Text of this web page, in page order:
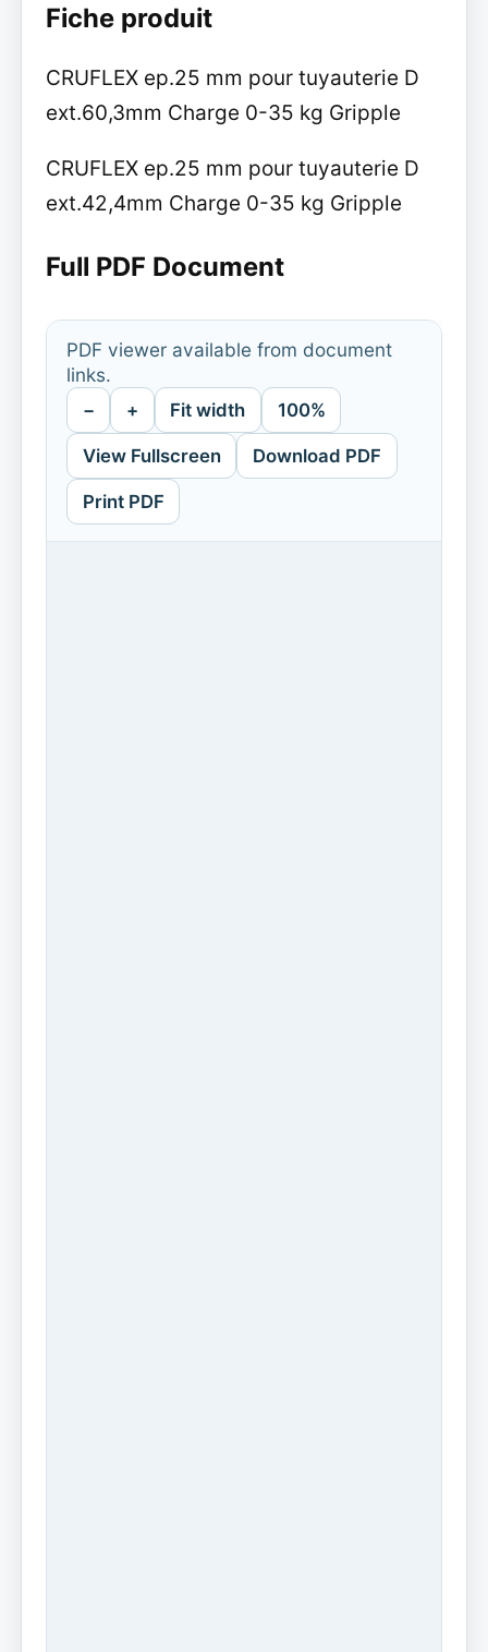
Fiche produit
CRUFLEX ep.25 mm pour tuyauterie D
ext.60,3mm Charge 0-35 kg Gripple
CRUFLEX ep.25 mm pour tuyauterie D
ext.42,4mm Charge 0-35 kg Gripple
Full PDF Document
PDF viewer available from document
links.
− + Fit width 100%
View Fullscreen Download PDF
Print PDF